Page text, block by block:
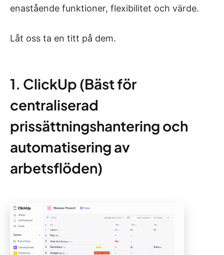
enastående funktioner, flexibilitet och värde.
Låt oss ta en titt på dem.
1. ClickUp (Bäst för
centraliserad
prissättningshantering och
automatisering av
arbetsflöden)